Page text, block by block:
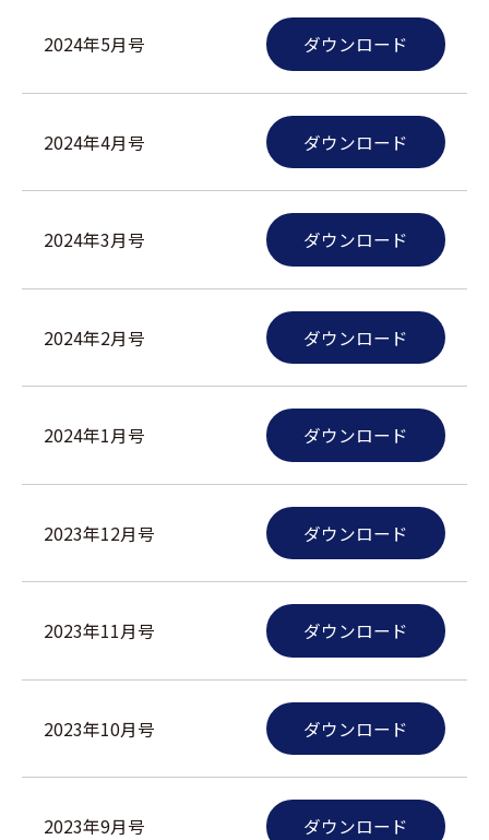
2024年5月号 ダウンロード
2024年4月号 ダウンロード
2024年3月号 ダウンロード
2024年2月号 ダウンロード
2024年1月号 ダウンロード
2023年12月号 ダウンロード
2023年11月号 ダウンロード
2023年10月号 ダウンロード
2023年9月号 ダウンロード